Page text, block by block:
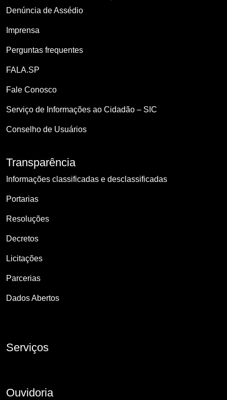
Denúncia de Assédio
Imprensa
Perguntas frequentes
FALA.SP
Fale Conosco
Serviço de Informações ao Cidadão – SIC
Conselho de Usuários
Transparência
Informações classificadas e desclassificadas
Portarias
Resoluções
Decretos
Licitações
Parcerias
Dados Abertos
Serviços
Ouvidoria